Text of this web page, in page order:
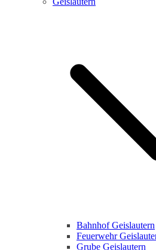
Bahnhof Geislautern
Feuerwehr
Grube Geislautern